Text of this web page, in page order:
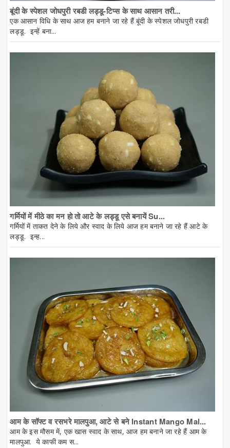
बूंदी के स्पेशल जोधपुरी रबडी लड्डू-टिप्स के साथ आसान तरी...
एक आसान विधि के साथ आज हम बनाने जा रहे हैं बूंदी के स्पेशल जोधपुरी रबडी
लड्डू. इन्हें बना...
गर्मियों में मीठे का मन हो तो आटे के लड्डू एसे बनायें Su...
गर्मियों में ताकत देने के लिये और स्वाद के लिये आज हम बनाने जा रहे हैं आटे के
लड्डू. इन्ह...
आम के सॉफ्ट व रसभरे मालपुआ, आटे से बने Instant Mango Mal...
आम के इस मौसम में, एक खास स्वाद के साथ, आज हम बनाने जा रहे हैं आम के
मालपुआ. ये काफी कम स...